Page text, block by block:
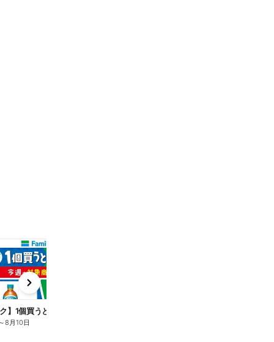
ク】1個買うと1個もらえる/麦茶
～8月10日
e
x
t